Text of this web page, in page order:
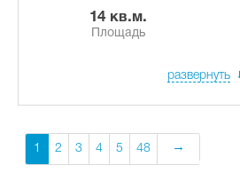
14 кв.м.
Площадь
развернуть
1 2 3 4 5 48